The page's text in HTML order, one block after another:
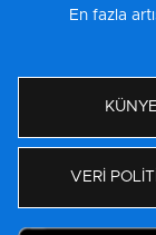
En fazla
KÜNYE
VERİ